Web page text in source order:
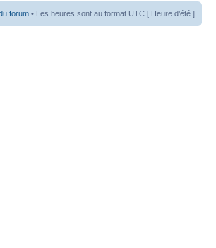
forum • Les heures sont au format UTC [ Heure d’été ]